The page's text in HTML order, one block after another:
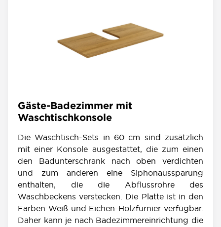
Gäste-Badezimmer mit
Waschtischkonsole
Die Waschtisch-Sets in 60 cm sind zusätzlich
mit einer Konsole ausgestattet, die zum einen
den Badunterschrank nach oben verdichten
und zum anderen eine Siphonaussparung
enthalten, die die Abflussrohre des
Waschbeckens verstecken. Die Platte ist in den
Farben Weiß und Eichen-Holzfurnier verfügbar.
Daher kann je nach Badezimmereinrichtung die